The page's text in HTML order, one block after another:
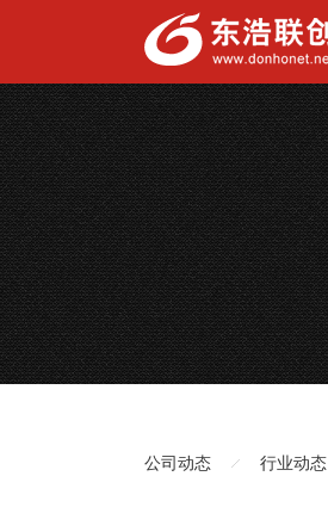
公司动态 行业动态